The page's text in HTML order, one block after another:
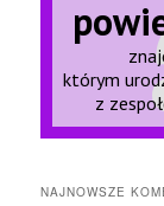
NAJNOWSZE